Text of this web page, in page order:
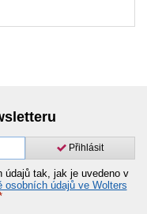
Přihlásit
tak, jak je uvedeno v
osobních údajů ve Wolters